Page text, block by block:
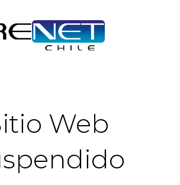
Web